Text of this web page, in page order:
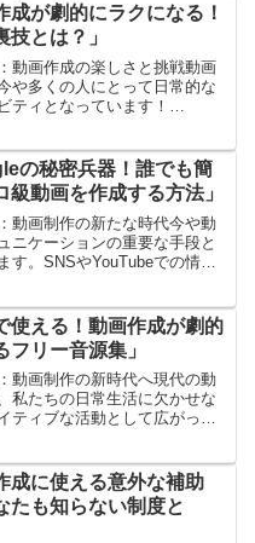
成が劇的にラクになる！
技とは？」
動画作成の楽しさと挑戦動画
や多くの人にとって日常的な
ティとなっています！
発信できる時代が到来しまし
の秘密兵器！誰でも簡
級動画を作成する方法」
動画制作の新たな時代今や動
ニケーションの重要な手段と
す。SNSやYouTubeでの情報
分には動画制作のスキルがな
込んで...
使える！動画作成が劇的
フリー音源集」
動画制作の新時代へ現代の動
私たちの日常生活に欠かせな
ティブな活動として広がって
気軽に楽しむことができるも
した。...
成に使える意外な補助
たも知らない制度と